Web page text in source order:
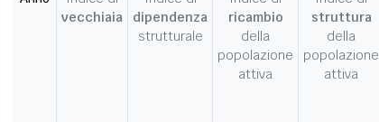
vecchiaia
dipendenza
strutturale
ricambio
della
popolazione
attiva
struttura
della
popolazione
attiva